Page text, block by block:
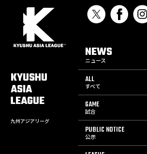
KYUSHU
ASIA
LEAGUE
九州アジアリーグ
NEWS
ニュース
ALL
すべて
GAME
試合
PUBLIC NOTICE
公示